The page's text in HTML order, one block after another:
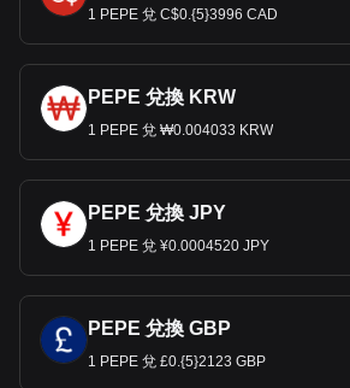
1 PEPE 兌 C$0.{5}3996 CAD
PEPE 兌換 KRW
1 PEPE 兌 ₩0.004033 KRW
PEPE 兌換 JPY
1 PEPE 兌 ¥0.0004520 JPY
PEPE 兌換 GBP
1 PEPE 兌 £0.{5}2123 GBP